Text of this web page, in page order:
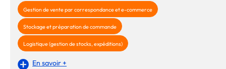
Gestion de vente par correspondance et e-commerce
Stockage et préparation de commande
Logistique (gestion de stocks, expéditions)
En savoir +